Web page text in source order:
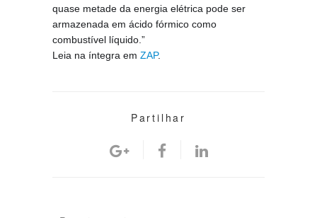
quase metade da energia elétrica pode ser
armazenada em ácido fórmico como
combustível líquido.”
Leia na íntegra em ZAP.
Partilhar